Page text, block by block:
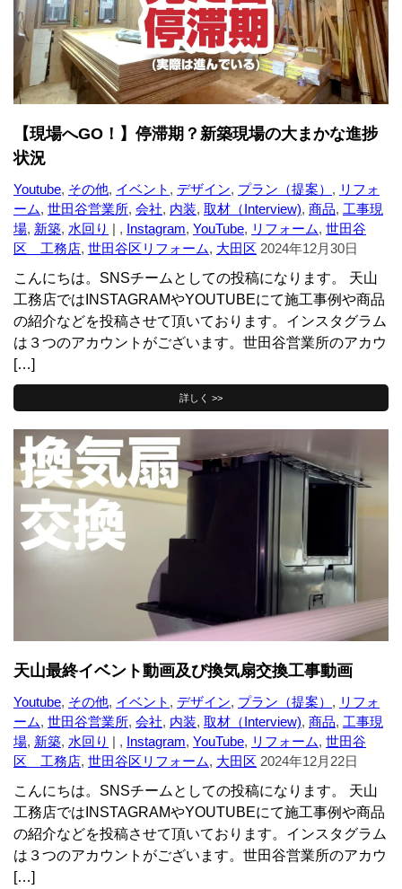
【現場へGO！】停滞期？新築現場の大まかな進捗
状況
Youtube, その他, イベント , デザイン, プラン（提案） , リフォ
ーム, 世田谷営業所, 会社, 内装, 取材（Interview), 商品, 工事現
場, 新築, 水回り | , Instagram, YouTube, リフォーム, 世田谷
区 工務店, 世田谷区リフォーム, 大田区 2024年12月30日
こんにちは。SNSチームとしての投稿になります。 天山
工務店ではINSTAGRAMやYOUTUBEにて施工事例や商品
の紹介などを投稿させて頂いております。インスタグラム
は３つのアカウントがございます。世田谷営業所のアカウ
[…]
詳しく >>
天山最終イベント動画及び換気扇交換工事動画
Youtube, その他, イベント , デザイン, プラン（提案） , リフォ
ーム, 世田谷営業所, 会社, 内装, 取材（Interview), 商品, 工事現
場, 新築, 水回り | , Instagram, YouTube, リフォーム, 世田谷
区 工務店, 世田谷区リフォーム, 大田区 2024年12月22日
こんにちは。SNSチームとしての投稿になります。 天山
工務店ではINSTAGRAMやYOUTUBEにて施工事例や商品
の紹介などを投稿させて頂いております。インスタグラム
は３つのアカウントがございます。世田谷営業所のアカウ
[…]